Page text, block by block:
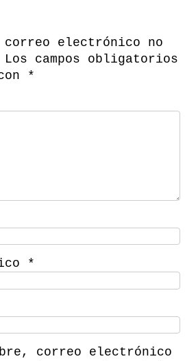
electrónico no
Los campos obligatorios
*
*
correo electrónico